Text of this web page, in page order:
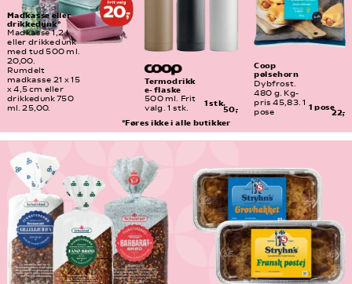
Madkasse eller
drikkedunk*
Madkasse 1,2 l
eller drikkedunk
med tud 500 ml.
20,00.
Rumdelt
madkasse 21 x 15
x 4,5 cm eller
drikkedunk 750
ml. 25,00.
1 stk.
50,-
Termodrikk
e- flaske
500 ml. Frit
valg. 1 stk.
*Føres ikke i alle butikker
1 pose
22,-
Coop
pølsehorn
Dybfrost.
480 g. Kg-
pris 45,83. 1
pose